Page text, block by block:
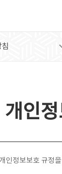
개인
정보보호 규정